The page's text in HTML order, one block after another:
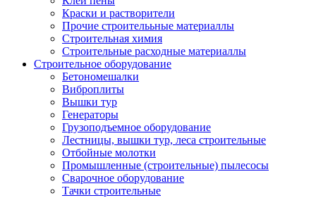
Краски и растворители
Прочие строителььные материаллы
Строительная химия
Строительные расходные материаллы
Строительное оборудование
Бетономешалки
Виброплиты
Вышки тур
Генераторы
Грузоподъемное оборудование
Лестницы, вышки тур, леса строительные
Отбойные молотки
Промышленные (строительные) пылесосы
Сварочное оборудование
Тачки строительные